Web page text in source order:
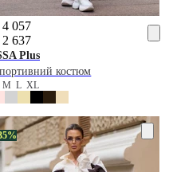
057
637
Plus
костюм
MLXL